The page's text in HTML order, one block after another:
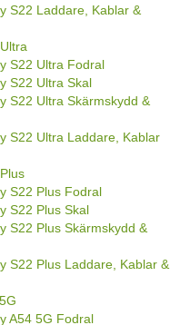
S22 Laddare, Kablar &
S22 Ultra Fodral
S22 Ultra Skal
S22 Ultra Skärmskydd &
S22 Ultra Laddare, Kablar
S22 Plus Fodral
S22 Plus Skal
S22 Plus Skärmskydd &
S22 Plus Laddare, Kablar &
A54 5G Fodral